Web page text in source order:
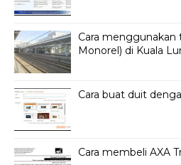
Cara menggunakan
Monorel) di Kuala
Cara buat duit
Cara membeli AXA